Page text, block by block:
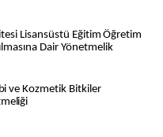
Lisansüstü Eğitim Öğretim
Dair Yönetmelik
ve Kozmetik Bitkiler